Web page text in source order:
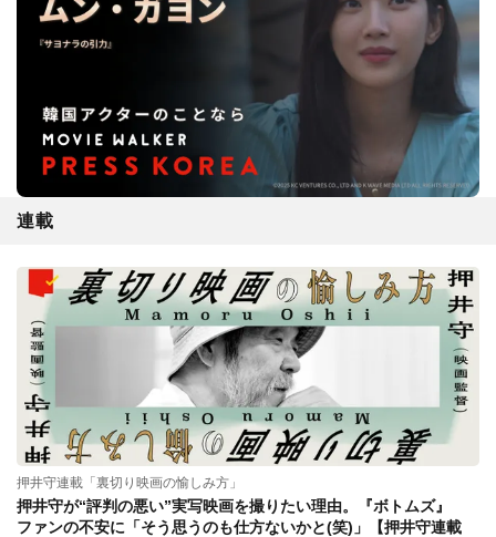
連載
押井守連載「裏切り映画の愉しみ方」
押井守が“評判の悪い”実写映画を撮りたい理由。『ボトムズ』
ファンの不安に「そう思うのも仕方ないかと(笑)」【押井守連載